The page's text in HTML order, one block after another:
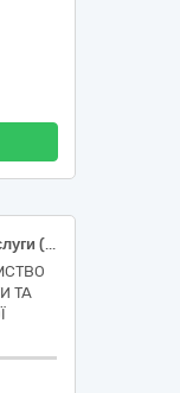
ДК 021:2015: 66510000-8 Страхові послуги (Обов’язкове страхування цивільно-правової відповідальності власників наземних транспортних засобів)
ТА